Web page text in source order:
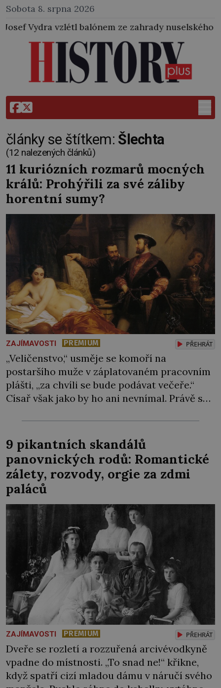
Sobota 8. srpna 2026
ze zahrady nuselského pivovaru a stal se tak
články se štítkem: Šlechta
(12 nalezených článků)
11 kuriózních rozmarů mocných
králů: Prohýřili za své záliby
horentní sumy?
ZAJÍMAVOSTI PREMIUM PŘEHRÁT
„Veličenstvo,“ usměje se komoří na
postaršího muže v záplatovaném pracovním
plášti, „za chvíli se bude podávat večeře.“
Císař však jako by ho ani nevnímal. Právě se
zasadit cizokrajnou rostlinu, kterou mu
přivezla jedna z expedic, jež vyslal do
exotických krajů s cílem obohatit jeho
zahrady. Lov, hra na […]
9 pikantních skandálů
panovnických rodů: Romantické
zálety, rozvody, orgie za zdmi
paláců
ZAJÍMAVOSTI PREMIUM PŘEHRÁT
Dveře se rozletí a rozzuřená arcivévodkyně
vpadne do místnosti. „To snad ne!“ křikne,
když spatří cizí mladou dámu v náručí svého